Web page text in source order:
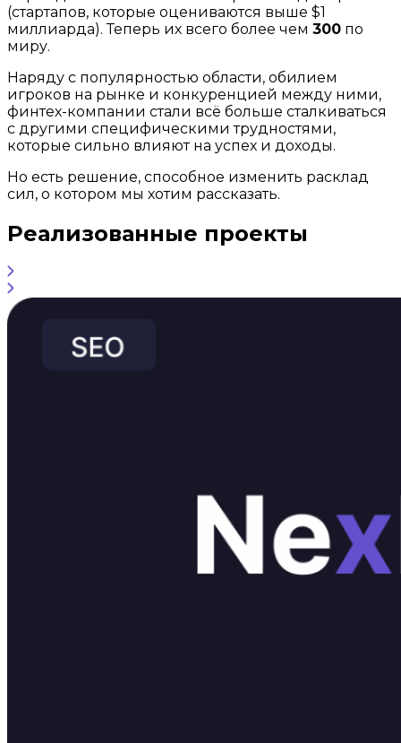
(стартапов, которые оцениваются выше $1
миллиарда). Теперь их всего более чем 300 по
миру.
Наряду с популярностью области, обилием
игроков на рынке и конкуренцией между ними,
финтех-компании стали всё больше сталкиваться
с другими специфическими трудностями,
которые сильно влияют на успех и доходы.
Но есть решение, способное изменить расклад
сил, о котором мы хотим рассказать.
Реализованные проекты